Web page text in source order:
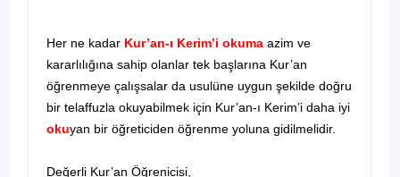
Her ne kadar Kur’an-ı Kerim’i okuma azim ve
kararlılığına sahip olanlar tek başlarına Kur’an
öğrenmeye çalışsalar da usulüne uygun şekilde doğru
bir telaffuzla okuyabilmek için Kur’an-ı Kerim’i daha iyi
okuyan bir öğreticiden öğrenme yoluna gidilmelidir.
Değerli Kur’an Öğrenicisi,